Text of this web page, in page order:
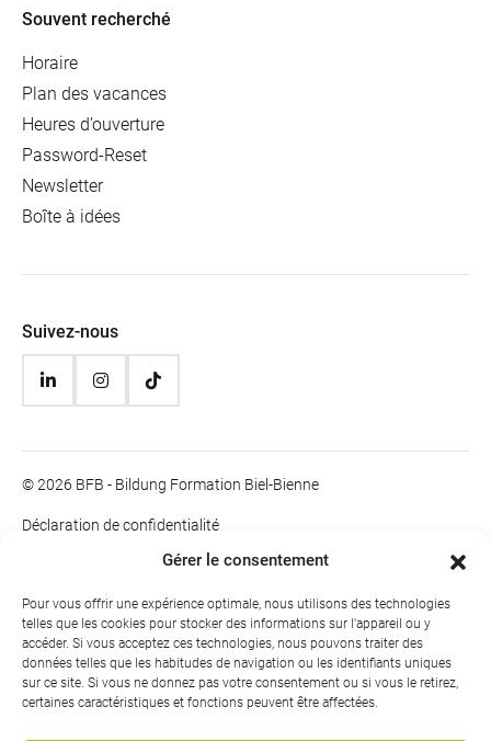
Gérer le consentement
Pour vous offrir une expérience optimale, nous utilisons des technologies
telles que les cookies pour stocker des informations sur l'appareil ou y
accéder. Si vous acceptez ces technologies, nous pouvons traiter des
données telles que les habitudes de navigation ou les identifiants uniques
sur ce site. Si vous ne donnez pas votre consentement ou si vous le retirez,
certaines caractéristiques et fonctions peuvent être affectées.
Souvent recherché
Horaire
Plan des vacances
Heures d’ouverture
Password-Reset
Newsletter
Boîte à idées
Suivez-nous
© 2026 BFB - Bildung Formation Biel-Bienne
Déclaration de confidentialité
Informations juridiques